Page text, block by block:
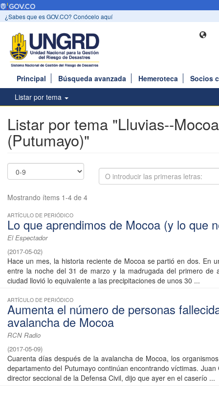
¿Sabes que es GOV.CO? Conócelo aquí
Principal Búsqueda avanzada Hemeroteca
Socios
Listar por tema
Listar por tema "Lluvias--Mocoa
(Putumayo)"
Mostrando ítems 1-4 de 4
ARTÍCULO DE PERIÓDICO
Lo que aprendimos de Mocoa (y lo que
El Espectador
(2017-05-02)
Hace un mes, la historia reciente de Mocoa se partió en dos. En
entre la noche del 31 de marzo y la madrugada del primero de
ciudad llovió lo equivalente a las precipitaciones de unos 30 ...
ARTÍCULO DE PERIÓDICO
Aumenta el número de personas
avalancha de Mocoa
RCN Radio
(2017-05-09)
Cuarenta días después de la avalancha de Mocoa, los
departamento del Putumayo continúan encontrando víctimas. Juan
director seccional de la Defensa Civil, dijo que ayer en el caserío ...